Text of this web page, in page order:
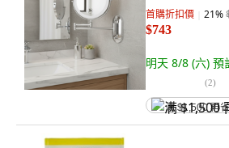
首購折扣價 21%
$743
明天 8/8 (六) 預
(2)
满 $1,500 再